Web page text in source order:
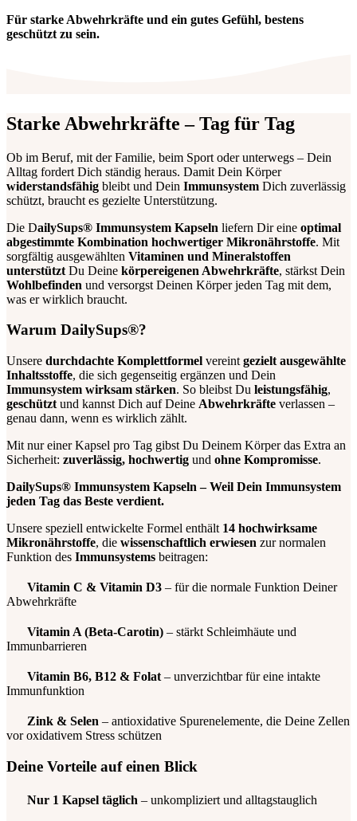
Für starke Abwehrkräfte und ein gutes Gefühl, bestens
geschützt zu sein.
Starke Abwehrkräfte – Tag für Tag
Ob im Beruf, mit der Familie, beim Sport oder unterwegs – Dein
Alltag fordert Dich ständig heraus. Damit Dein Körper
widerstandsfähig bleibt und Dein Immunsystem Dich zuverlässig
schützt, braucht es gezielte Unterstützung.
Die DailySups® Immunsystem Kapseln liefern Dir eine optimal
abgestimmte Kombination hochwertiger Mikronährstoffe. Mit
sorgfältig ausgewählten Vitaminen und Mineralstoffen
unterstützt Du Deine körpereigenen Abwehrkräfte, stärkst Dein
Wohlbefinden und versorgst Deinen Körper jeden Tag mit dem,
was er wirklich braucht.
Warum DailySups®?
Unsere durchdachte Komplettformel vereint gezielt ausgewählte
Inhaltsstoffe, die sich gegenseitig ergänzen und Dein
Immunsystem wirksam stärken. So bleibst Du leistungsfähig,
geschützt und kannst Dich auf Deine Abwehrkräfte verlassen –
genau dann, wenn es wirklich zählt.
Mit nur einer Kapsel pro Tag gibst Du Deinem Körper das Extra an
Sicherheit: zuverlässig, hochwertig und ohne Kompromisse.
DailySups® Immunsystem Kapseln – Weil Dein Immunsystem
jeden Tag das Beste verdient.
Unsere speziell entwickelte Formel enthält 14 hochwirksame
Mikronährstoffe, die wissenschaftlich erwiesen zur normalen
Funktion des Immunsystems beitragen:
Vitamin C & Vitamin D3 – für die normale Funktion Deiner
Abwehrkräfte
Vitamin A (Beta-Carotin) – stärkt Schleimhäute und
Immunbarrieren
Vitamin B6, B12 & Folat – unverzichtbar für eine intakte
Immunfunktion
Zink & Selen – antioxidative Spurenelemente, die Deine Zellen
vor oxidativem Stress schützen
Deine Vorteile auf einen Blick
Nur 1 Kapsel täglich – unkompliziert und alltagstauglich